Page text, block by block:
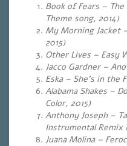
Book of Fears –
Theme song, 2014)
My Morning Jacket
2015)
Other Lives – Easy
Jacco Gardner –
Eska – She’s in the
Alabama Shakes –
Color, 2015)
Anthony Joseph –
Instrumental Remix
Juana Molina –